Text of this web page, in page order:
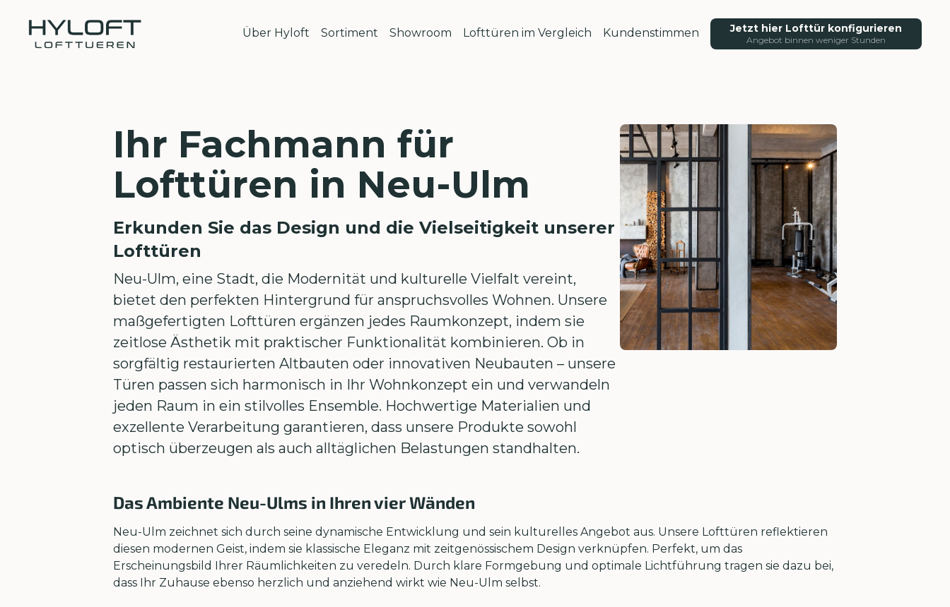
Über Hyloft Sortiment Showroom Lofttüren im Vergleich Kundenstimmen Jetzt hier Lofttür konfigurieren
Angebot binnen weniger Stunden
Ihr Fachmann für
Lofttüren in Neu-Ulm
Erkunden Sie das Design und die Vielseitigkeit unserer
Lofttüren
Neu-Ulm, eine Stadt, die Modernität und kulturelle Vielfalt vereint,
bietet den perfekten Hintergrund für anspruchsvolles Wohnen. Unsere
maßgefertigten Lofttüren ergänzen jedes Raumkonzept, indem sie
zeitlose Ästhetik mit praktischer Funktionalität kombinieren. Ob in
sorgfältig restaurierten Altbauten oder innovativen Neubauten – unsere
Türen passen sich harmonisch in Ihr Wohnkonzept ein und verwandeln
jeden Raum in ein stilvolles Ensemble. Hochwertige Materialien und
exzellente Verarbeitung garantieren, dass unsere Produkte sowohl
optisch überzeugen als auch alltäglichen Belastungen standhalten.
Das Ambiente Neu-Ulms in Ihren vier Wänden
Neu-Ulm zeichnet sich durch seine dynamische Entwicklung und sein kulturelles Angebot aus. Unsere Lofttüren reflektieren
diesen modernen Geist, indem sie klassische Eleganz mit zeitgenössischem Design verknüpfen. Perfekt, um das
Erscheinungsbild Ihrer Räumlichkeiten zu veredeln. Durch klare Formgebung und optimale Lichtführung tragen sie dazu bei,
dass Ihr Zuhause ebenso herzlich und anziehend wirkt wie Neu-Ulm selbst.